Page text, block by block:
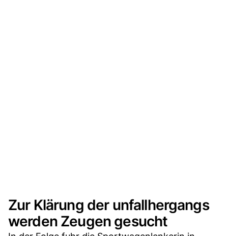
Zur Klärung der unfallhergangs
werden Zeugen gesucht